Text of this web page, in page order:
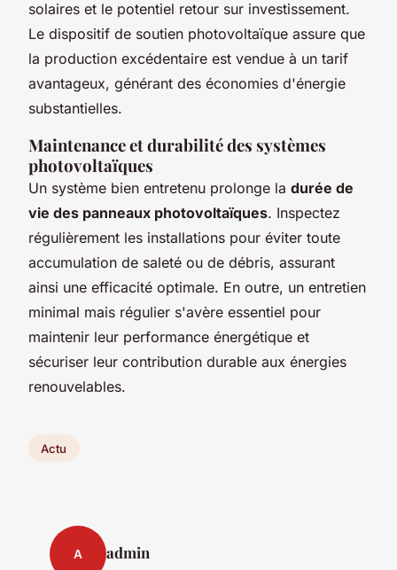
solaires et le potentiel retour sur investissement.
Le dispositif de soutien photovoltaïque assure que
la production excédentaire est vendue à un tarif
avantageux, générant des économies d'énergie
substantielles.
Maintenance et durabilité des systèmes
photovoltaïques
Un système bien entretenu prolonge la durée de
vie des panneaux photovoltaïques. Inspectez
régulièrement les installations pour éviter toute
accumulation de saleté ou de débris, assurant
ainsi une efficacité optimale. En outre, un entretien
minimal mais régulier s'avère essentiel pour
maintenir leur performance énergétique et
sécuriser leur contribution durable aux énergies
renouvelables.
Actu
A admin